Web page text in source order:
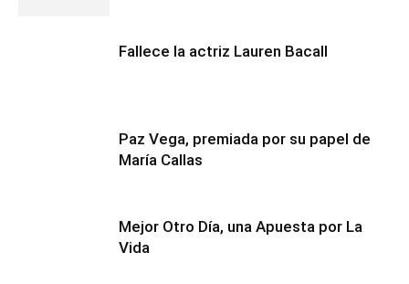
Fallece la actriz Lauren Bacall
Paz Vega, premiada por su papel de
María Callas
Mejor Otro Día, una Apuesta por La
Vida